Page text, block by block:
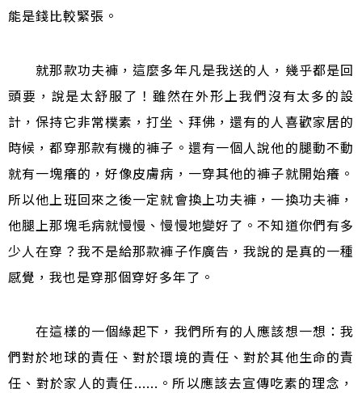
能是錢比較緊張。
就那款功夫褲，這麼多年凡是我送的人，幾乎都是回
頭要，說是太舒服了！雖然在外形上我們沒有太多的設
計，保持它非常樸素，打坐、拜佛，還有的人喜歡家居的
時候，都穿那款有機的褲子。還有一個人說他的腿動不動
就有一塊癢的，好像皮膚病，一穿其他的褲子就開始癢。
所以他上班回來之後一定就會換上功夫褲，一換功夫褲，
他腿上那塊毛病就慢慢、慢慢地變好了。不知道你們有多
少人在穿？我不是給那款褲子作廣告，我說的是真的一種
感覺，我也是穿那個穿好多年了。
在這樣的一個緣起下，我們所有的人應該想一想：我
們對於地球的責任、對於環境的責任、對於其他生命的責
任、對於家人的責任......。所以應該去宣傳吃素的理念，